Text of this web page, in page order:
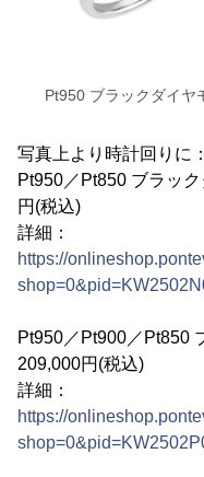
Pt950 ブラックダイヤ
写真上より時計回りに：
Pt950／Pt850 ブラッ
円(税込)
詳細：
https://
Pt950／Pt900／Pt850
209,000円(税込)
詳細：
https://